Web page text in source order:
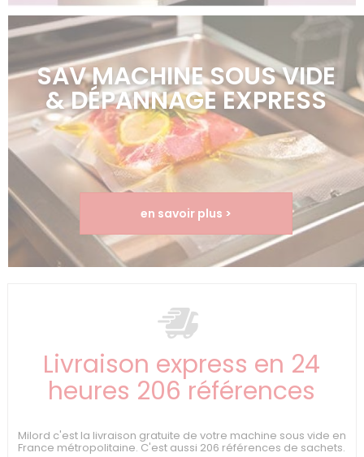
SAV MACHINE SOUS VIDE
& DÉPANNAGE EXPRESS
en savoir plus >
Livraison express en 24
heures 206 références
Milord c'est la livraison gratuite de votre machine sous vide en
France métropolitaine. C'est aussi 206 références de sachets.